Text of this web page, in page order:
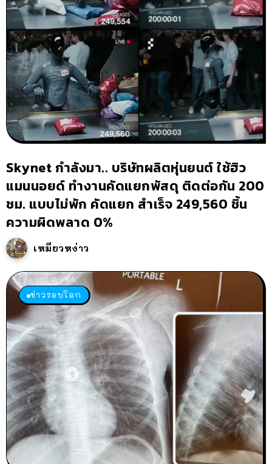
Skynet กำลังมา.. บริษัทผลิตหุ่นยนต์ ใช้ฮิว
แมนนอยด์ ทำงานคัดแยกพัสดุ ติดต่อกัน 200
ชม. แบบไม่พัก คัดแยก สำเร็จ 249,560 ชิ้น
ความผิดพลาด 0%
เหมียวหง่าว
ข่าวรอบโลก